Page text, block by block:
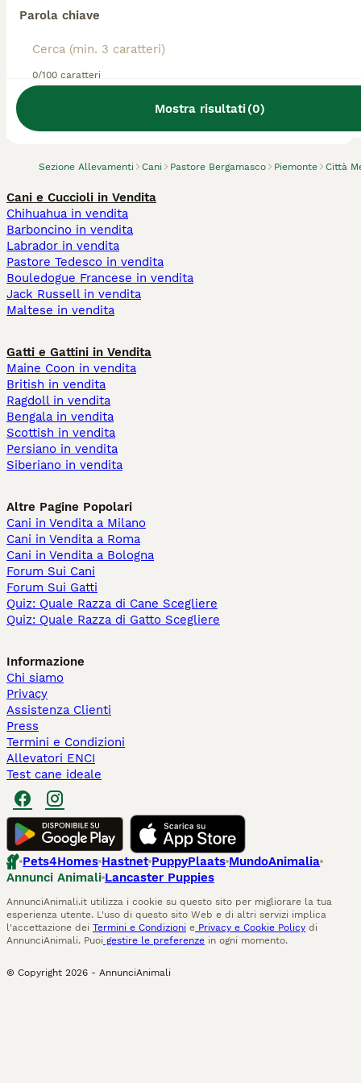
Parola chiave
0/100 caratteri
Mostra risultati(0)
Sezione Allevamenti Cani Pastore Bergamasco Piemonte Città
Abbiamo trovato 0 Allevamento di Pastore
Bergamasco, Moncalieri.
Cani e Cuccioli in Vendita
Chihuahua in vendita
Barboncino in vendita
Labrador in vendita
Pastore Tedesco in vendita
Bouledogue Francese in vendita
Jack Russell in vendita
Maltese in vendita
Gatti e Gattini in Vendita
Maine Coon in vendita
British in vendita
Ragdoll in vendita
Bengala in vendita
Scottish in vendita
Persiano in vendita
Siberiano in vendita
Altre Pagine Popolari
Cani in Vendita a Milano
Cani in Vendita a Roma
Cani in Vendita a Bologna
Forum Sui Cani
Forum Sui Gatti
Quiz: Quale Razza di Cane Scegliere
Quiz: Quale Razza di Gatto Scegliere
Informazione
Chi siamo
Privacy
Assistenza Clienti
Press
Termini e Condizioni
Allevatori ENCI
Test cane ideale
Pets4Homes Hastnet PuppyPlaats MundoAnimalia
Annunci Animali Lancaster Puppies
AnnunciAnimali.it utilizza i cookie su questo sito per migliorare la tua
esperienza utente. L'uso di questo sito Web e di altri servizi implica
l'accettazione dei Termini e Condizioni e Privacy e Cookie Policy di
AnnunciAnimali. Puoi gestire le preferenze in ogni momento.
© Copyright 2026 - AnnunciAnimali